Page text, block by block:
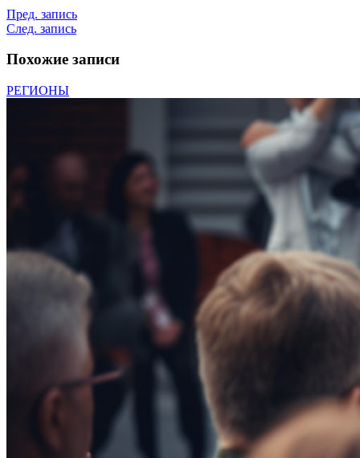
Пред. запись
След. запись
Похожие записи
РЕГИОНЫ